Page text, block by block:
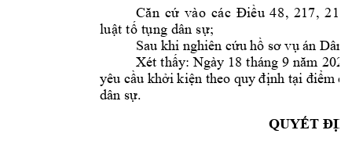
Căn cứ vào các Điều 48, 217, 218
luật tố tụng dân sự;
Sau khi nghiên cứu hồ sơ vụ án Dân s
Xét thấy: Ngày 18 tháng 9 năm 2025
yêu cầu khởi kiện theo quy định tại điểm c
dân sự.
QUYẾT